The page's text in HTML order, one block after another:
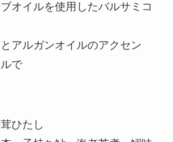
オイルを使用したバルサミコ
アルガンオイルのアクセン
で
ひたし